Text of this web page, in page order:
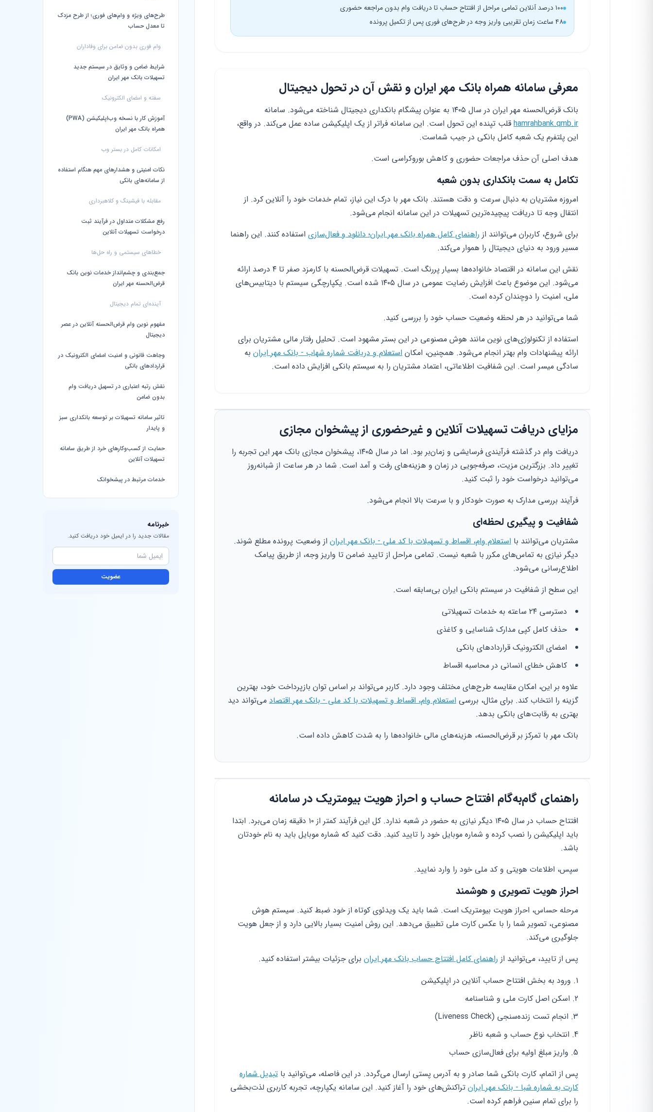
طرح‌های ویژه و وام‌های فوری؛ از طرح مزدک
تا معدل حساب
وام فوری بدون ضامن برای وفاداران
شرایط ضامن و وثایق در سیستم جدید
تسهیلات بانک مهر ایران
سفته و امضای الکترونیک
آموزش کار با نسخه وب‌اپلیکیشن (PWA)
همراه بانک مهر ایران
امکانات کامل در بستر وب
نکات امنیتی و هشدارهای مهم هنگام استفاده
از سامانه‌های بانکی
مقابله با فیشینگ و کلاهبرداری
رفع مشکلات متداول در فرآیند ثبت
درخواست تسهیلات آنلاین
خطاهای سیستمی و راه حل‌ها
جمع‌بندی و چشم‌انداز خدمات نوین بانک
قرض‌الحسنه مهر ایران
آینده‌ای تمام دیجیتال
مفهوم نوین وام قرض‌الحسنه آنلاین در عصر
دیجیتال
وجاهت قانونی و امنیت امضای الکترونیک در
قراردادهای بانکی
نقش رتبه اعتباری در تسهیل دریافت وام
بدون ضامن
تاثیر سامانه تسهیلات بر توسعه بانکداری سبز
و پایدار
حمایت از کسب‌وکارهای خرد از طریق سامانه
تسهیلات آنلاین
خدمات مرتبط در پیشخوانک
خبرنامه
مقالات جدید را در ایمیل خود دریافت کنید.
عضویت
۱۰۰ درصد آنلاین تمامی مراحل از افتتاح حساب تا دریافت وام بدون مراجعه حضوری
۴۸ ساعت زمان تقریبی واریز وجه در طرح‌های فوری پس از تکمیل پرونده
معرفی سامانه همراه بانک مهر ایران و نقش آن در تحول دیجیتال
بانک قرض‌الحسنه مهر ایران در سال ۱۴۰۵ به عنوان پیشگام بانکداری دیجیتال شناخته می‌شود. سامانه
hamrahbank.qmb.ir قلب تپنده این تحول است. این سامانه فراتر از یک اپلیکیشن ساده عمل می‌کند. در واقع،
این پلتفرم یک شعبه کامل بانکی در جیب شماست.
هدف اصلی آن حذف مراجعات حضوری و کاهش بوروکراسی است.
تکامل به سمت بانکداری بدون شعبه
امروزه مشتریان به دنبال سرعت و دقت هستند. بانک مهر با درک این نیاز، تمام خدمات خود را آنلاین کرد. از
انتقال وجه تا دریافت پیچیده‌ترین تسهیلات در این سامانه انجام می‌شود.
برای شروع، کاربران می‌توانند از راهنمای کامل همراه بانک مهر ایران؛ دانلود و فعال‌سازی استفاده کنند. این راهنما
مسیر ورود به دنیای دیجیتال را هموار می‌کند.
نقش این سامانه در اقتصاد خانواده‌ها بسیار پررنگ است. تسهیلات قرض‌الحسنه با کارمزد صفر تا ۴ درصد ارائه
می‌شود. این موضوع باعث افزایش رضایت عمومی در سال ۱۴۰۵ شده است. یکپارچگی سیستم با دیتابیس‌های
ملی، امنیت را دوچندان کرده است.
شما می‌توانید در هر لحظه وضعیت حساب خود را بررسی کنید.
استفاده از تکنولوژی‌های نوین مانند هوش مصنوعی در این بستر مشهود است. تحلیل رفتار مالی مشتریان برای
ارائه پیشنهادات وام بهتر انجام می‌شود. همچنین، امکان استعلام و دریافت شماره شهاب - بانک مهر ایران به
سادگی میسر است. این شفافیت اطلاعاتی، اعتماد مشتریان را به سیستم بانکی افزایش داده است.
مزایای دریافت تسهیلات آنلاین و غیرحضوری از پیشخوان مجازی
دریافت وام در گذشته فرآیندی فرسایشی و زمان‌بر بود. اما در سال ۱۴۰۵، پیشخوان مجازی بانک مهر این تجربه را
تغییر داد. بزرگترین مزیت، صرفه‌جویی در زمان و هزینه‌های رفت و آمد است. شما در هر ساعت از شبانه‌روز
می‌توانید درخواست خود را ثبت کنید.
فرآیند بررسی مدارک به صورت خودکار و با سرعت بالا انجام می‌شود.
شفافیت و پیگیری لحظه‌ای
مشتریان می‌توانند با استعلام وام، اقساط و تسهیلات با کد ملی - بانک مهر ایران از وضعیت پرونده مطلع شوند.
دیگر نیازی به تماس‌های مکرر با شعبه نیست. تمامی مراحل از تایید ضامن تا واریز وجه، از طریق پیامک
اطلاع‌رسانی می‌شود.
این سطح از شفافیت در سیستم بانکی ایران بی‌سابقه است.
دسترسی ۲۴ ساعته به خدمات تسهیلاتی
حذف کامل کپی مدارک شناسایی و کاغذی
امضای الکترونیک قراردادهای بانکی
کاهش خطای انسانی در محاسبه اقساط
علاوه بر این، امکان مقایسه طرح‌های مختلف وجود دارد. کاربر می‌تواند بر اساس توان بازپرداخت خود، بهترین
گزینه را انتخاب کند. برای مثال، بررسی استعلام وام، اقساط و تسهیلات با کد ملی - بانک مهر اقتصاد می‌تواند دید
بهتری به رقابت‌های بانکی بدهد.
بانک مهر با تمرکز بر قرض‌الحسنه، هزینه‌های مالی خانواده‌ها را به شدت کاهش داده است.
راهنمای گام‌به‌گام افتتاح حساب و احراز هویت بیومتریک در سامانه
افتتاح حساب در سال ۱۴۰۵ دیگر نیازی به حضور در شعبه ندارد. کل این فرآیند کمتر از ۱۰ دقیقه زمان می‌برد. ابتدا
باید اپلیکیشن را نصب کرده و شماره موبایل خود را تایید کنید. دقت کنید که شماره موبایل باید به نام خودتان
باشد.
سپس، اطلاعات هویتی و کد ملی خود را وارد نمایید.
احراز هویت تصویری و هوشمند
مرحله حساس، احراز هویت بیومتریک است. شما باید یک ویدئوی کوتاه از خود ضبط کنید. سیستم هوش
مصنوعی، تصویر شما را با عکس کارت ملی تطبیق می‌دهد. این روش امنیت بسیار بالایی دارد و از جعل هویت
جلوگیری می‌کند.
پس از تایید، می‌توانید از راهنمای کامل افتتاح حساب بانک مهر ایران برای جزئیات بیشتر استفاده کنید.
ورود به بخش افتتاح حساب آنلاین در اپلیکیشن
اسکن اصل کارت ملی و شناسنامه
انجام تست زنده‌سنجی (Liveness Check)
انتخاب نوع حساب و شعبه ناظر
واریز مبلغ اولیه برای فعال‌سازی حساب
پس از اتمام، کارت بانکی شما صادر و به آدرس پستی ارسال می‌گردد. در این فاصله، می‌توانید با تبدیل شماره
کارت به شماره شبا - بانک مهر ایران تراکنش‌های خود را آغاز کنید. این سامانه یکپارچه، تجربه کاربری لذت‌بخشی
را برای تمام سنین فراهم کرده است.